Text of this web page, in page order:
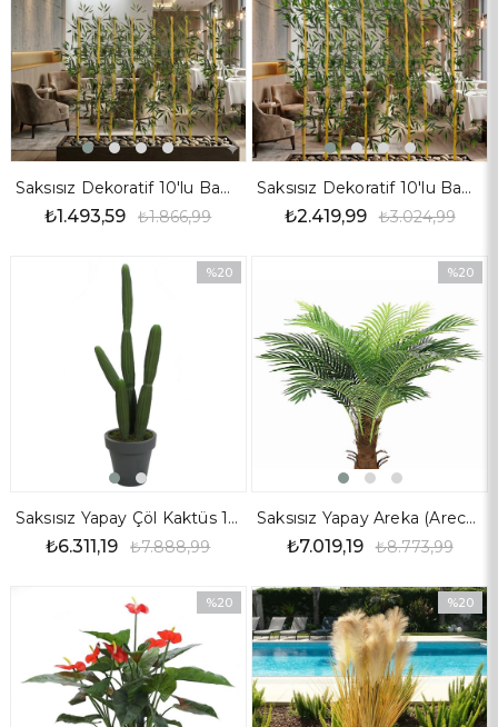
Saksısız Dekoratif 10'lu Bambu Seperatör Seti 110 cm
₺1.493,59 ₺1.866,99
Saksısız Dekoratif 10'lu Bambu Seperatör Seti 170 cm
₺2.419,99 ₺3.024,99
Saksısız Yapay Çöl Kaktüs 150 cm
₺6.311,19 ₺7.888,99
%20
Saksısız Yapay Areka (Areca) Palmiye Ağaç 180 cm
₺7.019,19 ₺8.773,99
%20
%20
%20İndirim
%20
İndirim